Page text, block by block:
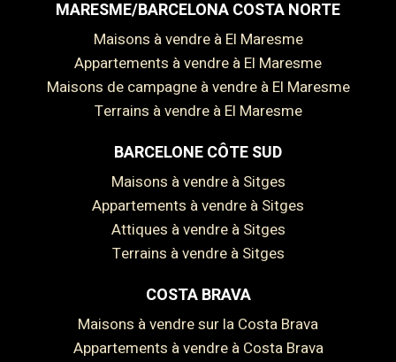
MARESME/BARCELONA COSTA NORTE
Maisons à vendre à El Maresme
Appartements à vendre à El Maresme
Maisons de campagne à vendre à El Maresme
Terrains à vendre à El Maresme
BARCELONE CÔTE SUD
Maisons à vendre à Sitges
Appartements à vendre à Sitges
Attiques à vendre à Sitges
Terrains à vendre à Sitges
COSTA BRAVA
Maisons à vendre sur la Costa Brava
Appartements à vendre à Costa Brava
Tout accepter